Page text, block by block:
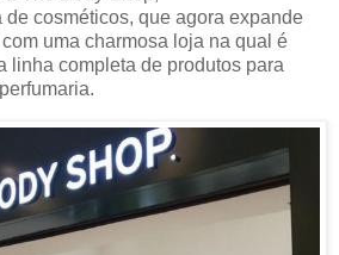
cosméticos, que agora expande
uma charmosa loja na qual é
linha completa de produtos para